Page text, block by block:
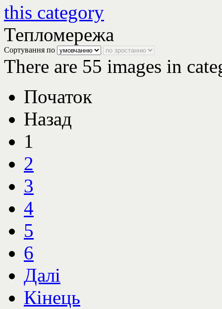
Тепломережа
Сортування по
There are 55 images in
Початок
Назад
1
2
3
4
5
6
Далі
Кінець